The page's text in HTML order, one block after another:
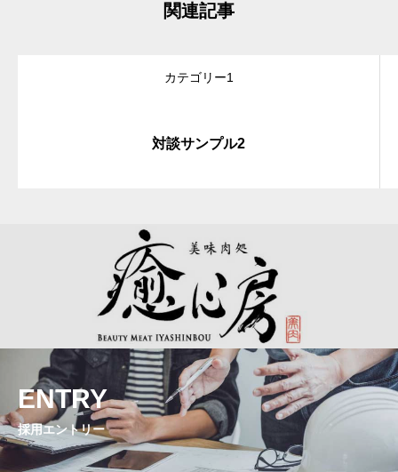
関連記事
カテゴリー1
対談サンプル2
ENTRY
採用エントリー